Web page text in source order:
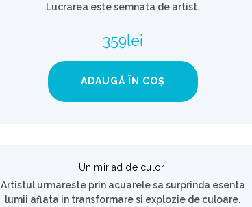
Lucrarea este semnata de artist.
359lei
ADAUGĂ ÎN COȘ
Un miriad de culori
Artistul urmareste prin acuarele sa surprinda esenta
lumii aflata in transformare si explozie de culoare.